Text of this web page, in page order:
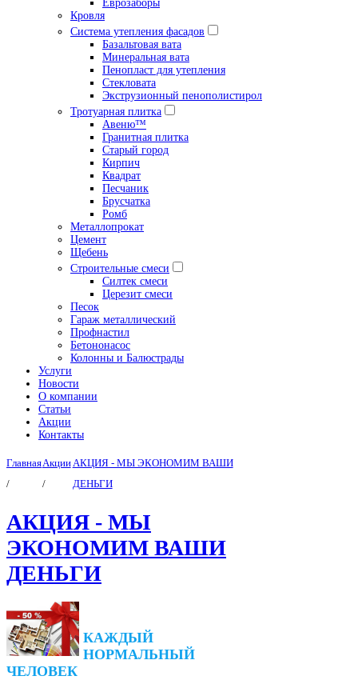
Еврозаборы
Кровля
Система утепления фасадов
Базальтовая вата
Минеральная вата
Пенопласт для утепления
Стекловата
Экструзионный пенополистирол
Тротуарная плитка
Авеню™
Гранитная плитка
Старый город
Кирпич
Квадрат
Песчаник
Брусчатка
Ромб
Металлопрокат
Цемент
Щебень
Строительные смеси
Силтек смеси
Церезит смеси
Песок
Гараж металлический
Профнастил
Бетононасос
Колонны и Балюстрады
Услуги
Новости
О компании
Статьи
Акции
Контакты
Главная
/
Акции
/
АКЦИЯ - МЫ ЭКОНОМИМ ВАШИ
ДЕНЬГИ
АКЦИЯ - МЫ
ЭКОНОМИМ ВАШИ
ДЕНЬГИ
КАЖДЫЙ
НОРМАЛЬНЫЙ
ЧЕЛОВЕК